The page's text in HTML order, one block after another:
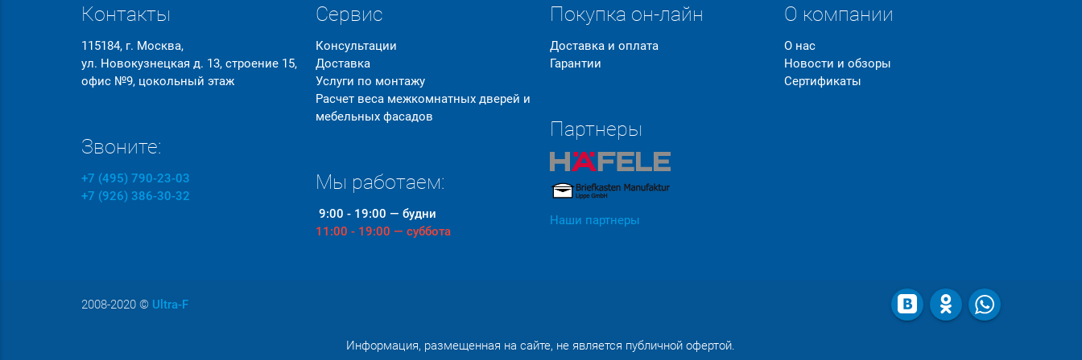
Контакты
115184, г. Москва,
ул. Новокузнецкая д. 13, строение 15,
офис №9, цокольный этаж
Звоните:
+7 (495) 790-23-03
+7 (926) 386-30-32
Сервис
Консультации
Доставка
Услуги по монтажу
Расчет веса межкомнатных дверей и
мебельных фасадов
Мы работаем:
9:00 - 19:00 — будни
11:00 - 19:00 — суббота
Покупка он-лайн
Доставка и оплата
Гарантии
Партнеры
Наши партнеры
О компании
О нас
Новости и обзоры
Сертификаты
2008-2020© Ultra-F
Информация, размещенная на сайте, не является публичной офертой.